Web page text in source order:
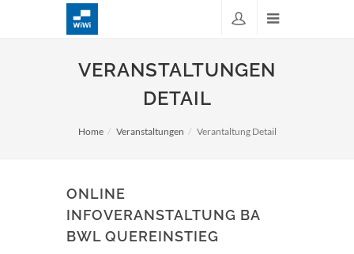
VERANSTALTUNGEN
DETAIL
Home Veranstaltungen Verantaltung Detail
ONLINE
INFOVERANSTALTUNG BA
BWL QUEREINSTIEG